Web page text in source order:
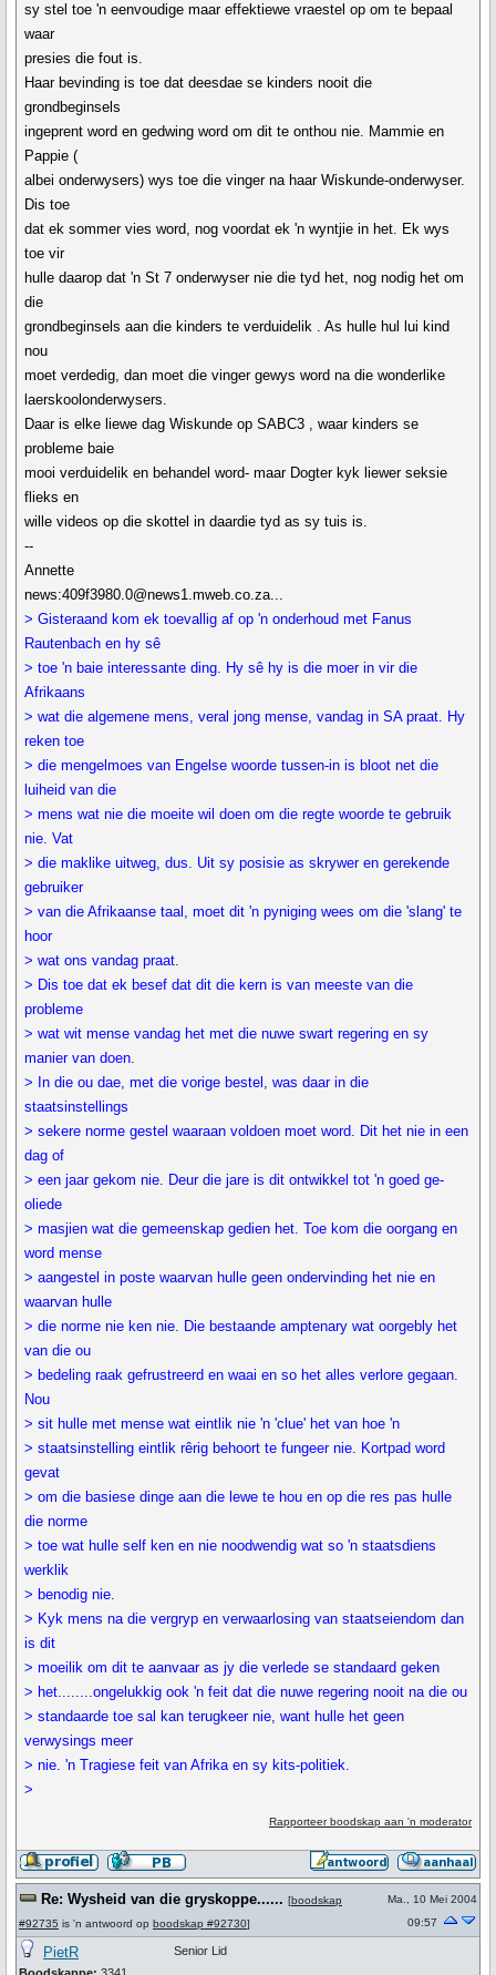
sy stel toe 'n eenvoudige maar effektiewe vraestel op om te bepaal
waar
presies die fout is.
Haar bevinding is toe dat deesdae se kinders nooit die
grondbeginsels
ingeprent word en gedwing word om dit te onthou nie. Mammie en
Pappie (
albei onderwysers) wys toe die vinger na haar Wiskunde-onderwyser.
Dis toe
dat ek sommer vies word, nog voordat ek 'n wyntjie in het. Ek wys
toe vir
hulle daarop dat 'n St 7 onderwyser nie die tyd het, nog nodig het om
die
grondbeginsels aan die kinders te verduidelik . As hulle hul lui kind
nou
moet verdedig, dan moet die vinger gewys word na die wonderlike
laerskoolonderwysers.
Daar is elke liewe dag Wiskunde op SABC3 , waar kinders se
probleme baie
mooi verduidelik en behandel word- maar Dogter kyk liewer seksie
flieks en
wille videos op die skottel in daardie tyd as sy tuis is.
--
Annette
news:409f3980.0@news1.mweb.co.za...
> Gisteraand kom ek toevallig af op 'n onderhoud met Fanus
Rautenbach en hy sê
> toe 'n baie interessante ding. Hy sê hy is die moer in vir die
Afrikaans
> wat die algemene mens, veral jong mense, vandag in SA praat. Hy
reken toe
> die mengelmoes van Engelse woorde tussen-in is bloot net die
luiheid van die
> mens wat nie die moeite wil doen om die regte woorde te gebruik
nie. Vat
> die maklike uitweg, dus. Uit sy posisie as skrywer en gerekende
gebruiker
> van die Afrikaanse taal, moet dit 'n pyniging wees om die 'slang' te
hoor
> wat ons vandag praat.
> Dis toe dat ek besef dat dit die kern is van meeste van die
probleme
> wat wit mense vandag het met die nuwe swart regering en sy
manier van doen.
> In die ou dae, met die vorige bestel, was daar in die
staatsinstellings
> sekere norme gestel waaraan voldoen moet word. Dit het nie in een
dag of
> een jaar gekom nie. Deur die jare is dit ontwikkel tot 'n goed ge-
oliede
> masjien wat die gemeenskap gedien het. Toe kom die oorgang en
word mense
> aangestel in poste waarvan hulle geen ondervinding het nie en
waarvan hulle
> die norme nie ken nie. Die bestaande amptenary wat oorgebly het
van die ou
> bedeling raak gefrustreerd en waai en so het alles verlore gegaan.
Nou
> sit hulle met mense wat eintlik nie 'n 'clue' het van hoe 'n
> staatsinstelling eintlik rêrig behoort te fungeer nie. Kortpad word
gevat
> om die basiese dinge aan die lewe te hou en op die res pas hulle
die norme
> toe wat hulle self ken en nie noodwendig wat so 'n staatsdiens
werklik
> benodig nie.
> Kyk mens na die vergryp en verwaarlosing van staatseiendom dan
is dit
> moeilik om dit te aanvaar as jy die verlede se standaard geken
> het........ongelukkig ook 'n feit dat die nuwe regering nooit na die ou
> standaarde toe sal kan terugkeer nie, want hulle het geen
verwysings meer
> nie. 'n Tragiese feit van Afrika en sy kits-politiek.
>
Rapporteer boodskap aan 'n moderator
Re: Wysheid van die gryskoppe...... [boodskap
#92735 is 'n antwoord op boodskap #92730]
Ma., 10 Mei 2004
09:57
PietR Senior Lid